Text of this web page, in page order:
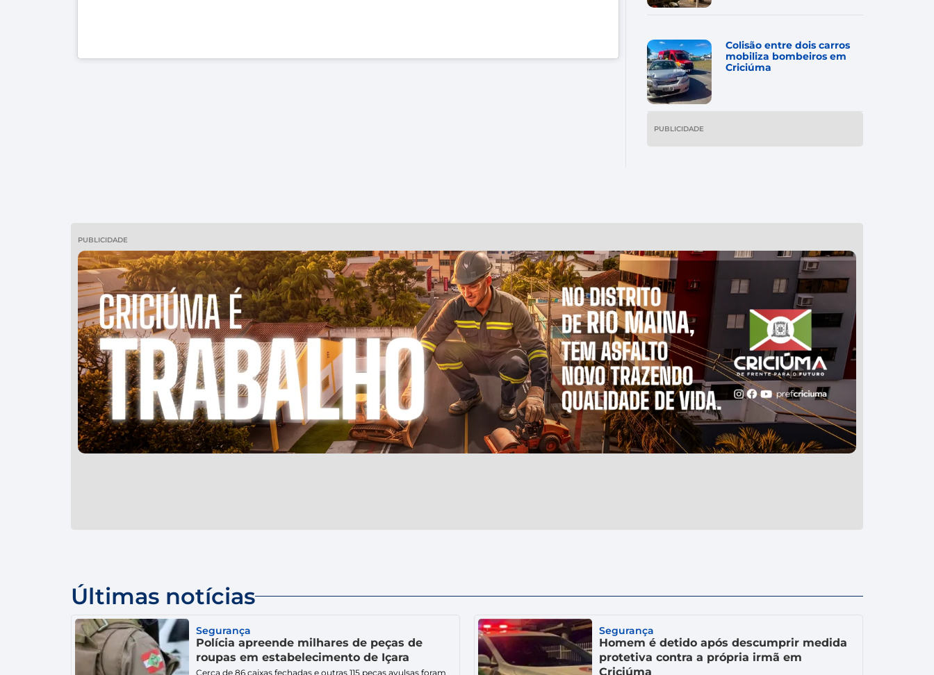
Colisão entre dois carros
mobiliza bombeiros em
Criciúma
PUBLICIDADE
PUBLICIDADE
Últimas notícias
Segurança
Polícia apreende milhares de peças de
roupas em estabelecimento de Içara
Cerca de 86 caixas fechadas e outras 115 peças avulsas foram
Segurança
Homem é detido após descumprir medida
protetiva contra a própria irmã em
Criciúma